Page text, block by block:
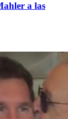
a las